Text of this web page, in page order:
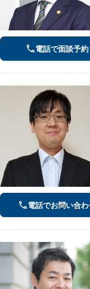
電話で面談予約
電話でお問い合わ